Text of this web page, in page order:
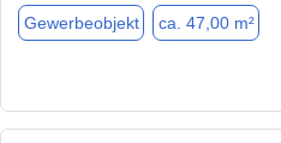
Gewerbeobjekt ca. 47,00 m²